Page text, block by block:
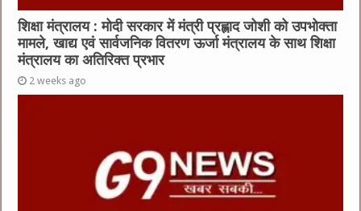
शिक्षा मंत्रालय : मोदी सरकार में मंत्री प्रह्लाद जोशी को उपभोक्ता
मामले, खाद्य एवं सार्वजनिक वितरण ऊर्जा मंत्रालय के साथ शिक्षा
मंत्रालय का अतिरिक्त प्रभार
2 weeks ago